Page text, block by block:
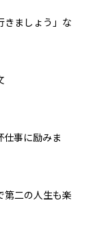
きましょう」な
仕事に励みま
第二の人生も楽